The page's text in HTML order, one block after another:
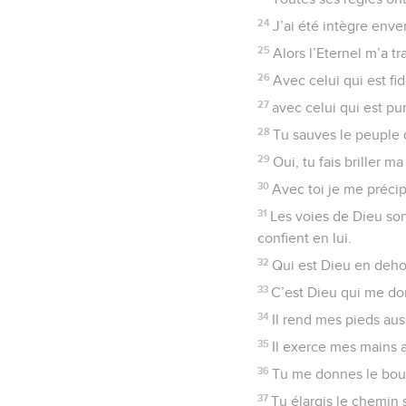
24 J’ai été intègre
25 Alors l’Eternel m’a
26 Avec celui qui est
27 avec celui qui est
28 Tu sauves le peuple
29 Oui, tu fais briller
30 Avec toi je me
31 Les voies de Dieu
confient en lui.
32 Qui est Dieu en
33 C’est Dieu qui me
34 Il rend mes pieds
35 Il exerce mes mains
36 Tu me donnes le
37 Tu élargis le chemin